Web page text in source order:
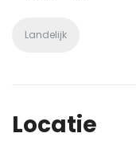
Landelijk
Locatie